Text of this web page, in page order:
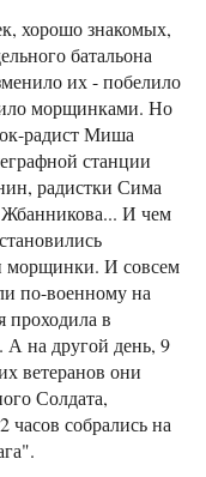
хорошо знакомых,
батальона
их - побелило
морщинками. Но
радист Миша
станции
радистки Сима
И чем
морщинки. И совсем
по-военному на
проходила в
на другой день, 9
ветеранов они
Солдата,
собрались на